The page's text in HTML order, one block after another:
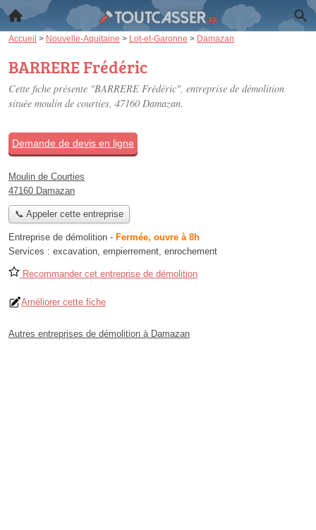
Accueil > Nouvelle-Aquitaine > Lot-et-Garonne > Damazan
BARRERE Frédéric
Cette fiche présente "BARRERE Frédéric", entreprise de démolition
située moulin de courties, 47160 Damazan.
Demande de devis en ligne
Moulin de Courties
47160 Damazan
📞 Appeler cette entreprise
Entreprise de démolition - Fermée, ouvre à 8h
Services : excavation, empierrement, enrochement
Recommander cet entreprise de démolition
Améliorer cette fiche
Autres entreprises de démolition à Damazan